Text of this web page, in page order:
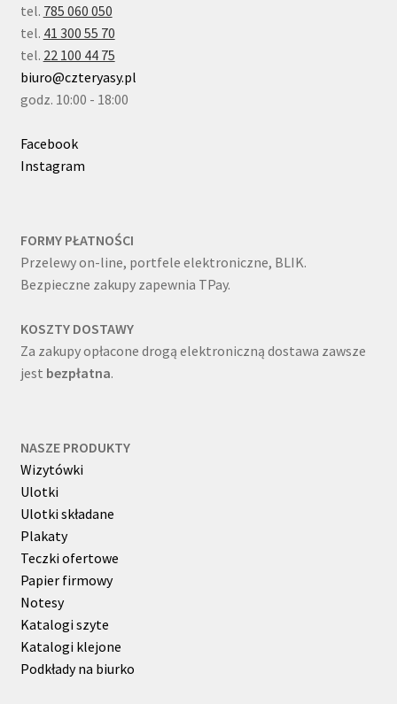
tel. 785 060 050
tel. 41 300 55 70
tel. 22 100 44 75
biuro@czteryasy.pl
godz. 10:00 - 18:00
Facebook
Instagram
FORMY PŁATNOŚCI
Przelewy on-line, portfele elektroniczne, BLIK.
Bezpieczne zakupy zapewnia TPay.
KOSZTY DOSTAWY
Za zakupy opłacone drogą elektroniczną dostawa zawsze
jest bezpłatna.
NASZE PRODUKTY
Wizytówki
Ulotki
Ulotki składane
Plakaty
Teczki ofertowe
Papier firmowy
Notesy
Katalogi szyte
Katalogi klejone
Podkłady na biurko